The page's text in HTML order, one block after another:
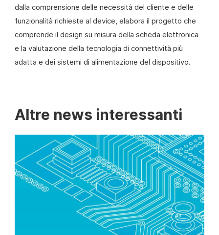
dalla comprensione delle necessità del cliente e delle
funzionalità richieste al device, elabora il progetto che
comprende il design su misura della scheda elettronica
e la valutazione della tecnologia di connettività più
adatta e dei sistemi di alimentazione del dispositivo.
Altre news interessanti